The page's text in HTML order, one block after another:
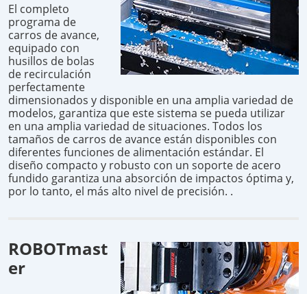
El completo
programa de
carros de avance,
equipado con
husillos de bolas
de recirculación
perfectamente
dimensionados y disponible en una amplia variedad de
modelos, garantiza que este sistema se pueda utilizar
en una amplia variedad de situaciones. Todos los
tamaños de carros de avance están disponibles con
diferentes funciones de alimentación estándar. El
diseño compacto y robusto con un soporte de acero
fundido garantiza una absorción de impactos óptima y,
por lo tanto, el más alto nivel de precisión. .
ROBOTmast
er